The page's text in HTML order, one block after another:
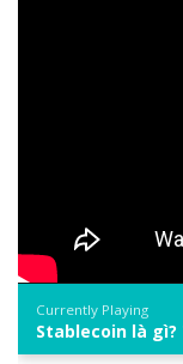
Currently Playing